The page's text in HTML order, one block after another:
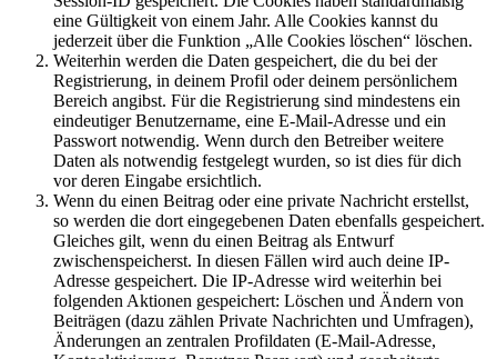
eine Gültigkeit von einem Jahr. Alle Cookies kannst du
jederzeit über die Funktion „Alle Cookies löschen“ löschen.
Weiterhin werden die Daten gespeichert, die du bei der
Registrierung, in deinem Profil oder deinem persönlichem
Bereich angibst. Für die Registrierung sind mindestens ein
eindeutiger Benutzername, eine E-Mail-Adresse und ein
Passwort notwendig. Wenn durch den Betreiber weitere
Daten als notwendig festgelegt wurden, so ist dies für dich
vor deren Eingabe ersichtlich.
Wenn du einen Beitrag oder eine private Nachricht erstellst,
so werden die dort eingegebenen Daten ebenfalls gespeichert.
Gleiches gilt, wenn du einen Beitrag als Entwurf
zwischenspeicherst. In diesen Fällen wird auch deine IP-
Adresse gespeichert. Die IP-Adresse wird weiterhin bei
folgenden Aktionen gespeichert: Löschen und Ändern von
Beiträgen (dazu zählen Private Nachrichten und Umfragen),
Änderungen an zentralen Profildaten (E-Mail-Adresse,